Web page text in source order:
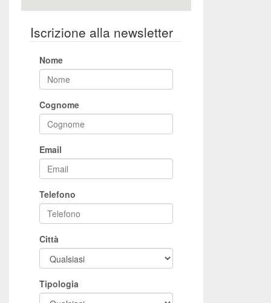
Iscrizione alla newsletter
Nome
Cognome
Email
Telefono
Città
Tipologia